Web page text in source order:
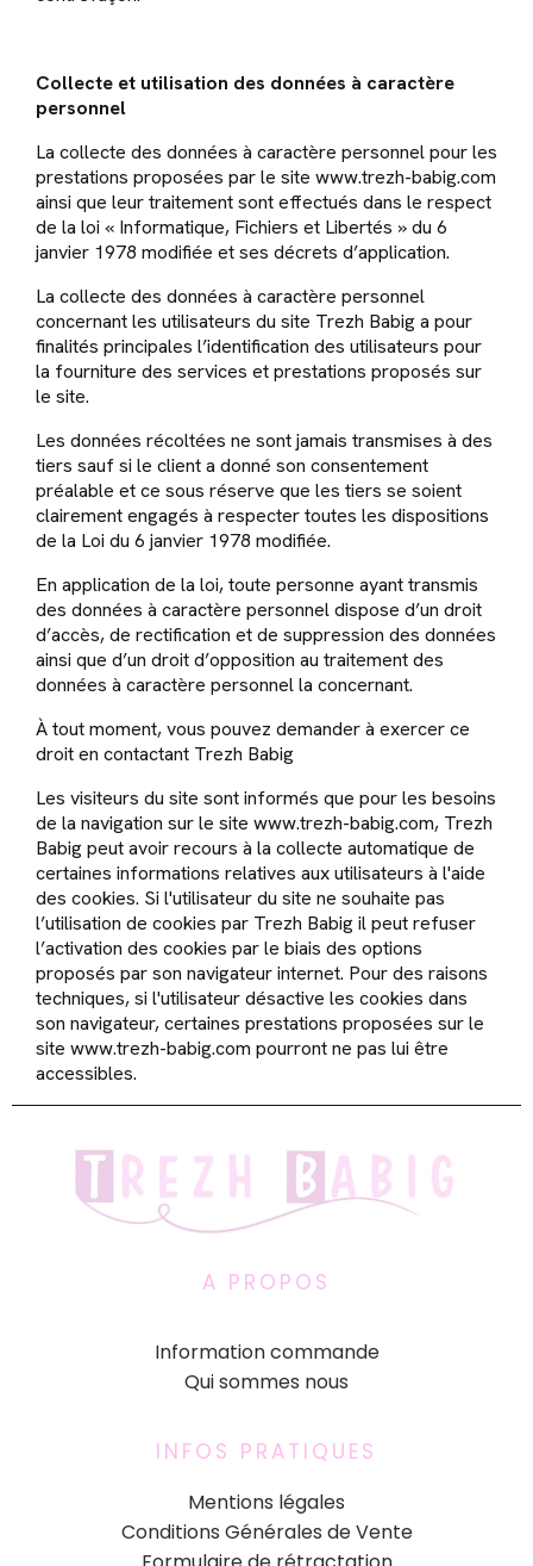
Collecte et utilisation des données à caractère
personnel
La collecte des données à caractère personnel pour les
prestations proposées par le site www.trezh-babig.com
ainsi que leur traitement sont effectués dans le respect
de la loi « Informatique, Fichiers et Libertés » du 6
janvier 1978 modifiée et ses décrets d’application.
La collecte des données à caractère personnel
concernant les utilisateurs du site Trezh Babig a pour
finalités principales l’identification des utilisateurs pour
la fourniture des services et prestations proposés sur
le site.
Les données récoltées ne sont jamais transmises à des
tiers sauf si le client a donné son consentement
préalable et ce sous réserve que les tiers se soient
clairement engagés à respecter toutes les dispositions
de la Loi du 6 janvier 1978 modifiée.
En application de la loi, toute personne ayant transmis
des données à caractère personnel dispose d’un droit
d’accès, de rectification et de suppression des données
ainsi que d’un droit d’opposition au traitement des
données à caractère personnel la concernant.
À tout moment, vous pouvez demander à exercer ce
droit en contactant Trezh Babig
Les visiteurs du site sont informés que pour les besoins
de la navigation sur le site www.trezh-babig.com, Trezh
Babig peut avoir recours à la collecte automatique de
certaines informations relatives aux utilisateurs à l'aide
des cookies. Si l'utilisateur du site ne souhaite pas
l’utilisation de cookies par Trezh Babig il peut refuser
l’activation des cookies par le biais des options
proposés par son navigateur internet. Pour des raisons
techniques, si l'utilisateur désactive les cookies dans
son navigateur, certaines prestations proposées sur le
site www.trezh-babig.com pourront ne pas lui être
accessibles.
A PROPOS
Information commande
Qui sommes nous
INFOS PRATIQUES
Mentions légales
Conditions Générales de Vente